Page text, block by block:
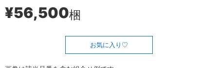
¥56,500梱
お気に入り